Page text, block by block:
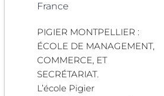
France
PIGIER MONTPELLIER :
ÉCOLE DE MANAGEMENT,
COMMERCE, ET
SECRÉTARIAT.
L’école Pigier